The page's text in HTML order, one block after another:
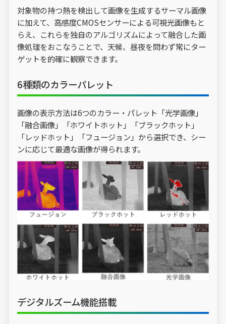
対象物の持つ熱を検出して画像を生成するサーマル画像
に加えて、高感度CMOSセンサーによる可視光画像もと
らえ、これらを独自のアルゴリズムによって融合した画
像処理をおこなうことで、天候、昼夜を問わず常にター
ゲットを的確に観察できます。
6種類のカラーパレット
画像の表示方法は6つのカラー・パレット「光学画像」
「融合画像」「ホワイトホット」「ブラックホット」
「レッドホット」「フュージョン」から選択でき、シー
ンに応じて最適な画像が得られます。
デジタルズーム機能搭載